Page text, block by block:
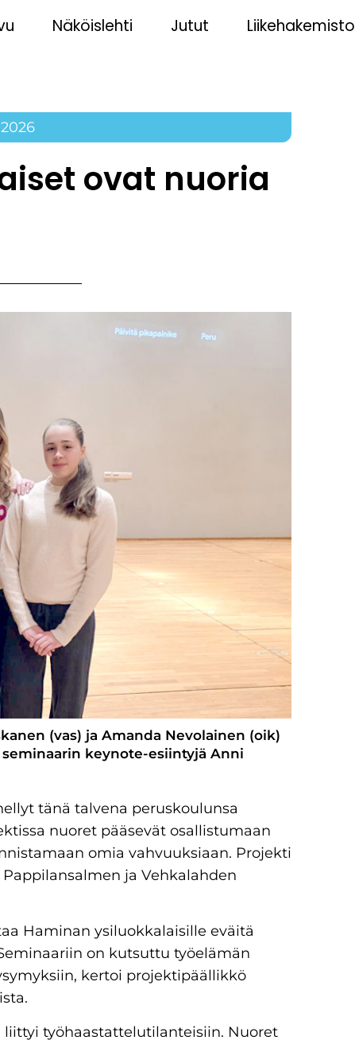
Näköislehti Jutut Liikehakemisto
ovat nuoria
(vas) ja Amanda Nevolainen (oik)
keynote-esiintyjä Anni
tänä talvena peruskoulunsa
nuoret pääsevät osallistumaan
omia vahvuuksiaan. Projekti
ja Vehkalahden
Haminan ysiluokkalaisille eväitä
on kutsuttu työelämän
kertoi projektipäällikkö
liittyi työhaastattelutilanteisiin. Nuoret